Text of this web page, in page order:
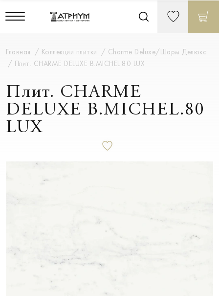
Главная Коллекции плитки
Charme Deluxe/Шарм Делюкс
Плит. CHARME DELUXE B.MICHEL.80 LUX
Плит. CHARME
DELUXE B.MICHEL.80
LUX